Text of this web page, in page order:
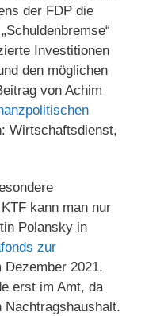
der FDP die
Investitionen
den möglichen
von Achim
Wirtschaftsdienst,
kann man nur
Polansky in
zur
Dezember 2021.
erst im Amt, da
Nachtragshaushalt.